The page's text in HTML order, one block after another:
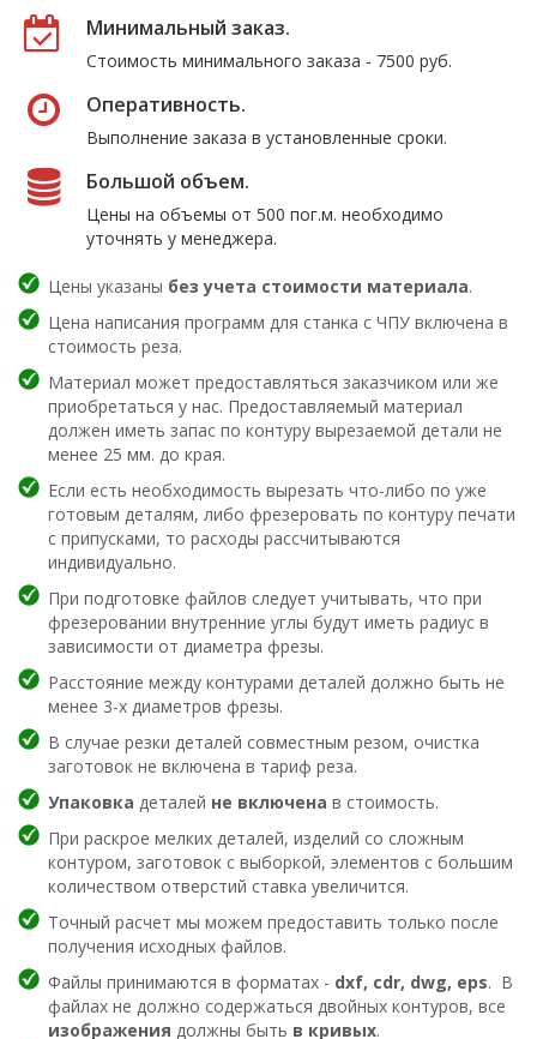
Минимальный заказ.
Стоимость минимального заказа - 7500 руб.
Оперативность.
Выполнение заказа в установленные сроки.
Большой объем.
Цены на объемы от 500 пог.м. необходимо
уточнять у менеджера.
Цены указаны без учета стоимости материала.
Цена написания программ для станка с ЧПУ включена в
стоимость реза.
Материал может предоставляться заказчиком или же
приобретаться у нас. Предоставляемый материал
должен иметь запас по контуру вырезаемой детали не
менее 25 мм. до края.
Если есть необходимость вырезать что-либо по уже
готовым деталям, либо фрезеровать по контуру печати
с припусками, то расходы рассчитываются
индивидуально.
При подготовке файлов следует учитывать, что при
фрезеровании внутренние углы будут иметь радиус в
зависимости от диаметра фрезы.
Расстояние между контурами деталей должно быть не
менее 3-х диаметров фрезы.
В случае резки деталей совместным резом, очистка
заготовок не включена в тариф реза.
Упаковка деталей не включена в стоимость.
При раскрое мелких деталей, изделий со сложным
контуром, заготовок с выборкой, элементов с большим
количеством отверстий ставка увеличится.
Точный расчет мы можем предоставить только после
получения исходных файлов.
Файлы принимаются в форматах - dxf, cdr, dwg, eps. В
файлах не должно содержаться двойных контуров, все
изображения должны быть в кривых.